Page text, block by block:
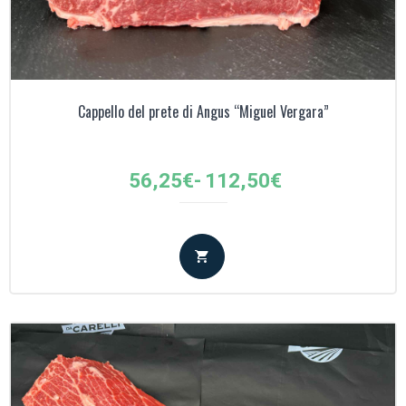
Cappello del prete di Angus “Miguel Vergara”
56,25€- 112,50€
Fascia
prezzo:
da
56,25€
112,50€